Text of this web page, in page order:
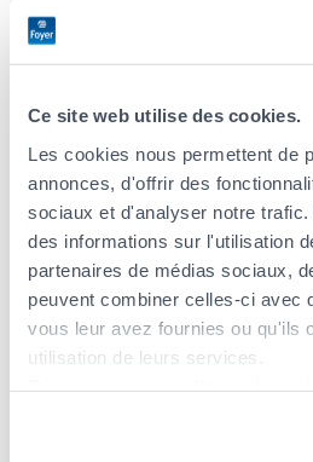
Ce site web utilise des cookies.
Les cookies nous permettent de
annonces, d'offrir des
sociaux et d'analyser notre
des informations sur l'utilisation
partenaires de médias sociaux,
peuvent combiner celles-ci avec
vous leur avez fournies ou qu'ils
utilisation de leurs services.
Versicherungsagenten in
Stadtteils Neudorf /
Versicherungsagenten im
Versicherungsagenten im
Versicherungsagenten im
Versicherungsagenten im
Versicherungsagenten im
Versicherungsagenten im
Versicherungsagenten im